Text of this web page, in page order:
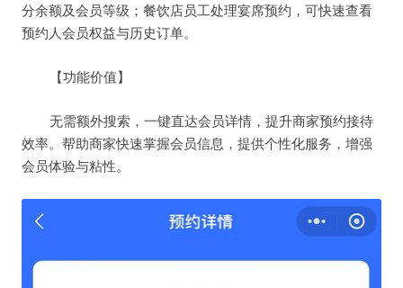
分余额及会员等级；餐饮店员工处理宴席预约，可快速查看
预约人会员权益与历史订单。
【功能价值】
无需额外搜索，一键直达会员详情，提升商家预约接待
效率。帮助商家快速掌握会员信息，提供个性化服务，增强
会员体验与粘性。